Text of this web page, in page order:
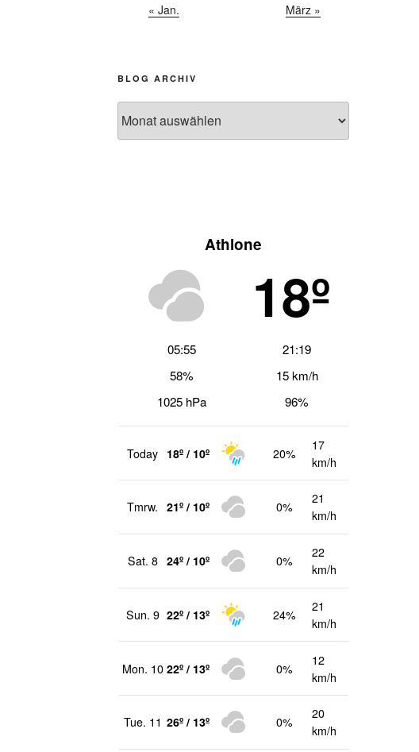
« Jan.
März »
BLOG ARCHIV
Archiv
Athlone
18º
05:55
21:19
58%
15 km/h
1025 hPa
96%
Today 18º / 10º 20%
17
km/h
Tmrw. 21º / 10º 0%
21
km/h
Sat. 8 24º / 10º 0%
22
km/h
Sun. 9 22º / 13º 24%
21
km/h
Mon. 10 22º / 13º 0%
12
km/h
Tue. 11 26º / 13º 0%
20
km/h